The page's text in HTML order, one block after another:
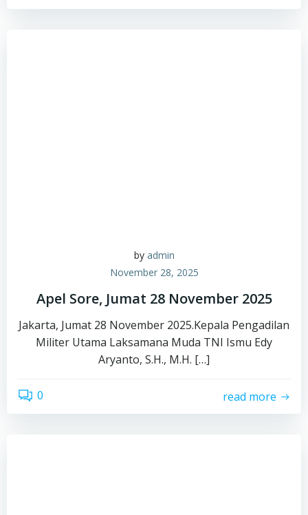
by admin
November 28, 2025
Apel Sore, Jumat 28 November 2025
Jakarta, Jumat 28 November 2025.Kepala Pengadilan
Militer Utama Laksamana Muda TNI Ismu Edy
Aryanto, S.H., M.H. […]
0 read more